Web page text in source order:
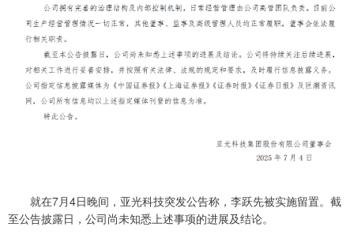
就在7月4日晚间，亚光科技突发公告称，李跃先被实施留置。截
至公告披露日，公司尚未知悉上述事项的进展及结论。